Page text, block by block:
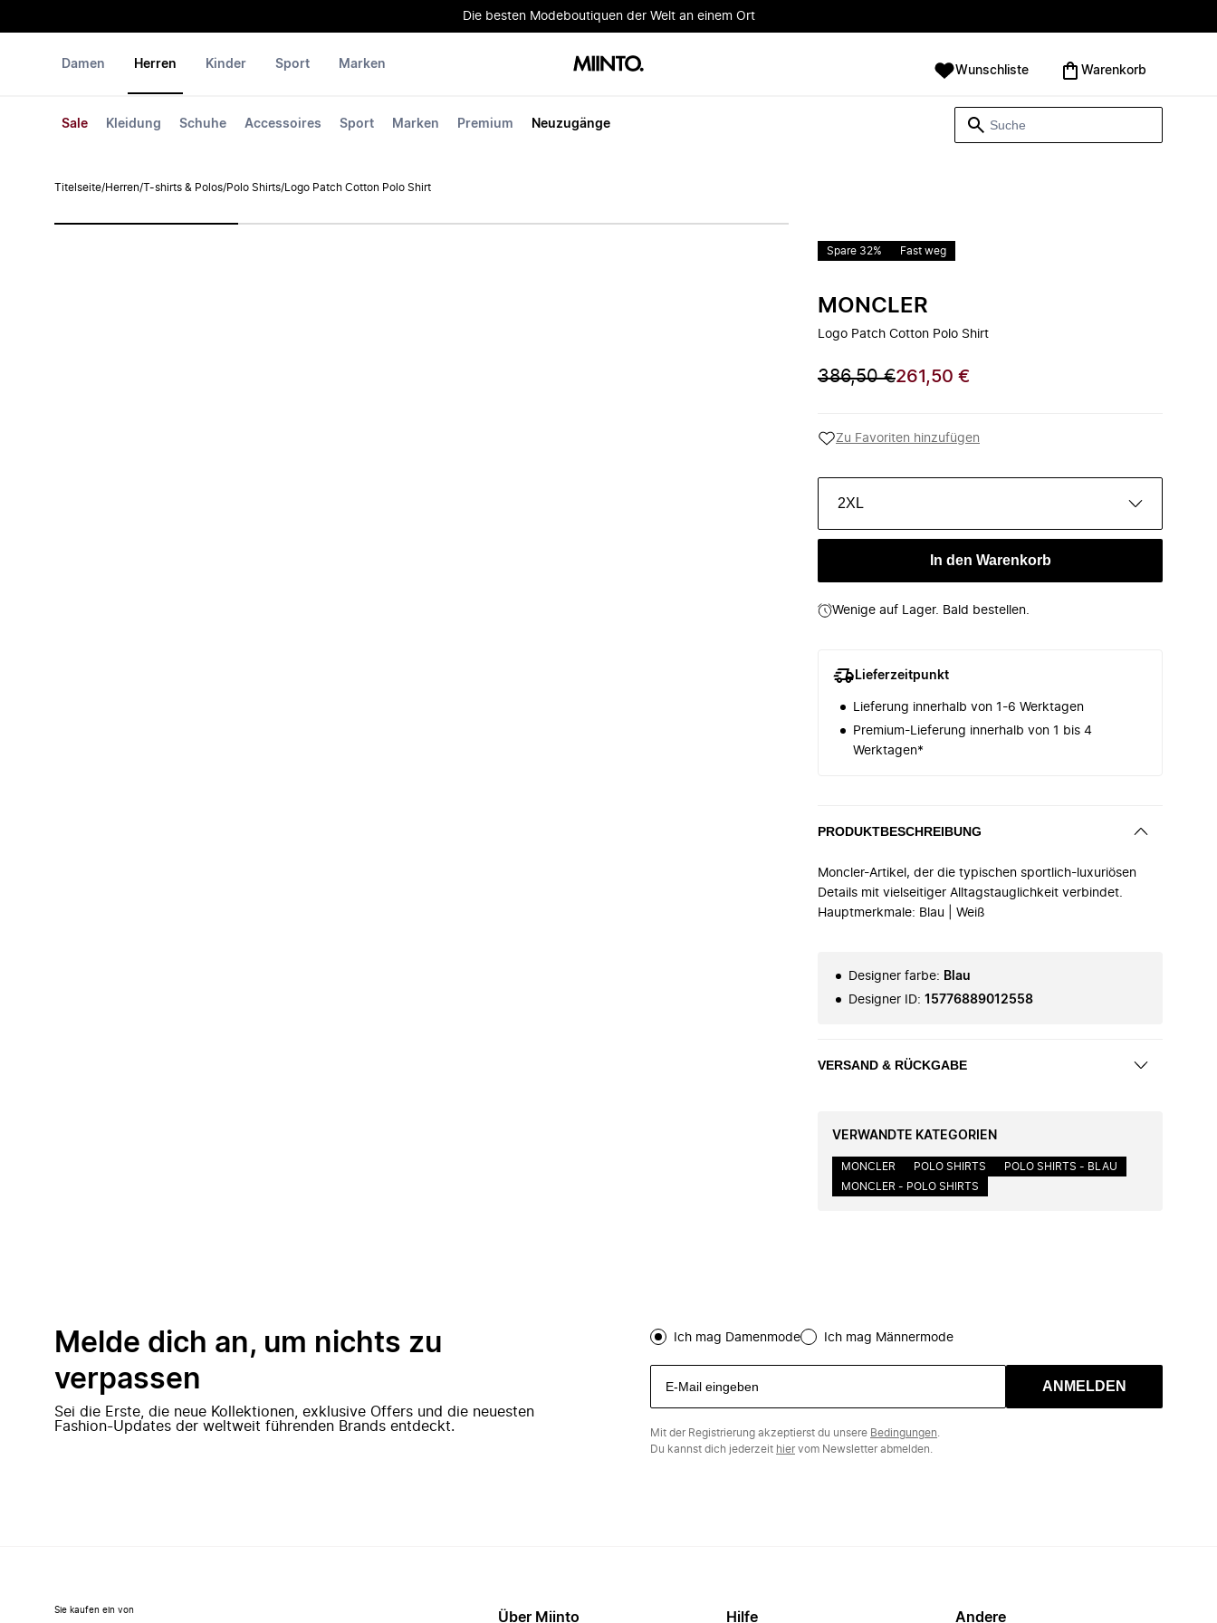
Die besten Modeboutiquen der Welt an einem Ort
Damen Herren
Sale Kleidung Schuhe Accessoires Sport Marken Premium Neuzugänge
Kinder Sport Marken Wunschliste Warenkorb
Titelseite/Herren/T-shirts & Polos/Polo Shirts/ Logo Patch Cotton Polo Shirt
Spare 32% Fast weg
MONCLER
Logo Patch Cotton Polo Shirt
386,50 €261,50 €
Zu Favoriten hinzufügen
2XL
In den Warenkorb
Wenige auf Lager. Bald bestellen.
Lieferzeitpunkt
Lieferung innerhalb von 1-6 Werktagen
Premium-Lieferung innerhalb von 1 bis 4
Werktagen*
PRODUKTBESCHREIBUNG
Moncler-Artikel, der die typischen sportlich-luxuriösen
Details mit vielseitiger Alltagstauglichkeit verbindet.
Hauptmerkmale: Blau | Weiß
Designer farbe: Blau
Designer ID: 15776889012558
VERSAND & RÜCKGABE
VERWANDTE KATEGORIEN
MONCLER POLO SHIRTS
POLO SHIRTS - BLAU
MONCLER - POLO SHIRTS
Melde dich an, um nichts zu
verpassen
Sei die Erste, die neue Kollektionen, exklusive Offers und die neuesten
Fashion-Updates der weltweit führenden Brands entdeckt.
Ich mag Damenmode Ich mag Männermode
ANMELDEN
Mit der Registrierung akzeptierst du unsere Bedingungen
Du kannst dich jederzeit hiervom Newsletter abmelden.
Sie kaufen ein von Über Miinto Hilfe Andere